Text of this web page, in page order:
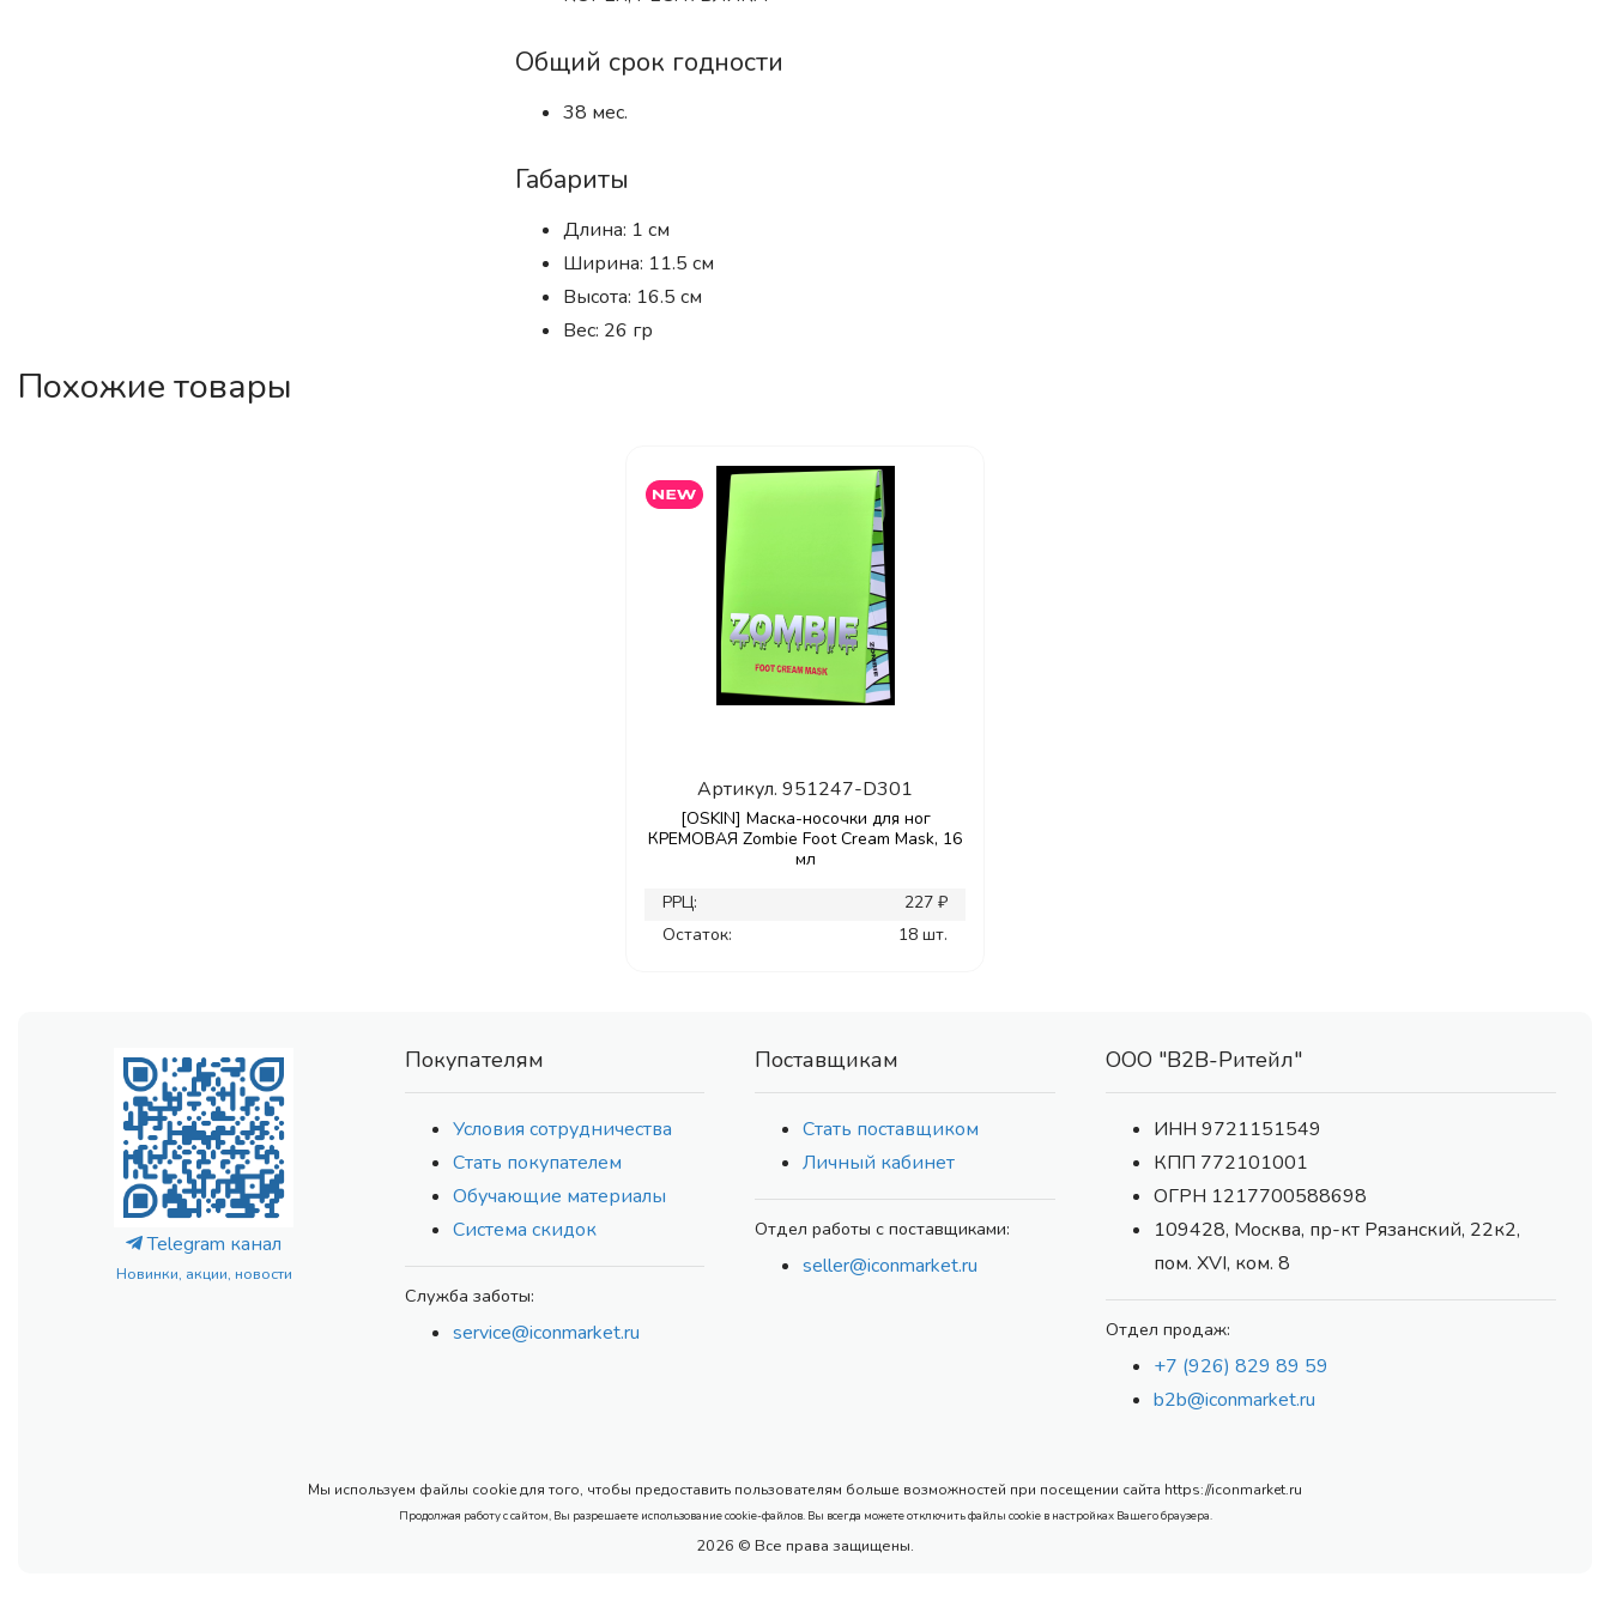
Общий срок годности
38 мес.
Габариты
Длина: 1 см
Ширина: 11.5 см
Высота: 16.5 см
Вес: 26 гр
Похожие товары
Артикул. 951247-D301
[OSKIN] Маска-носочки для ног
КРЕМОВАЯ Zombie Foot Cream Mask, 16
мл
РРЦ:
227 ₽
Остаток:
18 шт.
Telegram канал
Новинки, акции, новости
Покупателям
Условия сотрудничества
Стать покупателем
Обучающие материалы
Система скидок
Служба заботы:
service@iconmarket.ru
Поставщикам
Стать поставщиком
Личный кабинет
Отдел работы с поставщиками:
seller@iconmarket.ru
ООО "В2В-Ритейл"
ИНН 9721151549
КПП 772101001
ОГРН 1217700588698
109428, Москва, пр-кт Рязанский, 22к2,
пом. XVI, ком. 8
Отдел продаж:
+7 (926) 829 89 59
b2b@iconmarket.ru
Мы используем файлы cookie для того, чтобы предоставить пользователям больше возможностей при посещении сайта https://iconmarket.ru
Продолжая работу с сайтом, Вы разрешаете использование cookie-файлов. Вы всегда можете отключить файлы cookie в настройках Вашего браузера.
2026 © Все права защищены.